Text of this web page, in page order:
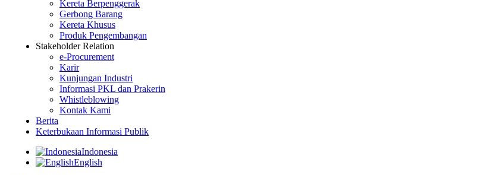
Kereta Berpenggerak
Gerbong Barang
Kereta Khusus
Produk Pengembangan
Stakeholder Relation
e-Procurement
Karir
Kunjungan Industri
Informasi PKL dan Prakerin
Whistleblowing
Kontak Kami
Berita
Keterbukaan Informasi Publik
Indonesia
English